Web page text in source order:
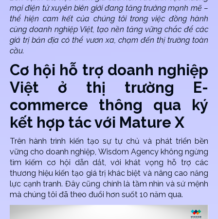
mại điện tử xuyên biên giới đang tăng trưởng mạnh mẽ –
thể hiện cam kết của chúng tôi trong việc đồng hành
cùng doanh nghiệp Việt, tạo nền tảng vững chắc để các
giá trị bản địa có thể vươn xa, chạm đến thị trường toàn
cầu.
Cơ hội hỗ trợ doanh nghiệp
Việt ở thị trường E-
commerce thông qua ký
kết hợp tác với Mature X
Trên hành trình kiến tạo sự tự chủ và phát triển bền
vững cho doanh nghiệp, Wisdom Agency không ngừng
tìm kiếm cơ hội dẫn dắt, với khát vọng hỗ trợ các
thương hiệu kiến tạo giá trị khác biệt và nâng cao năng
lực cạnh tranh. Đây cũng chính là tầm nhìn và sứ mệnh
mà chúng tôi đã theo đuổi hơn suốt 10 năm qua.